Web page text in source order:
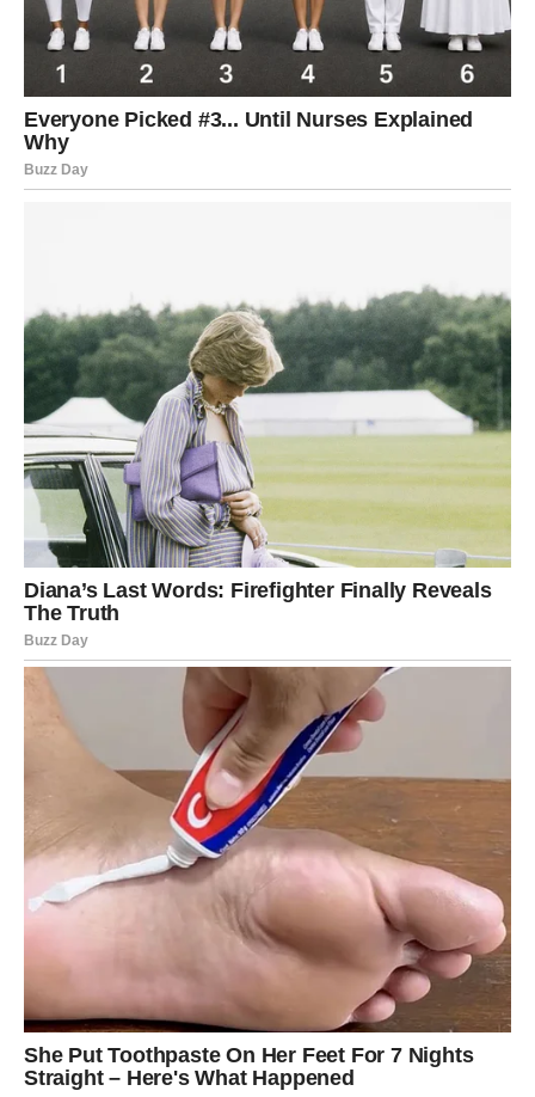
njegov karakterističan ukus i miris. Nakon što se
proces vrenja završi, tečnost se još jednom procedi da
bi se uklonile sve eventualne čestice koje bi mogle
ometati dalji proces fermentacije.
Sledeći korak podrazumeva mešanje proceđenog soka sa
istom količinom vode – po litru svake tečnosti. Ova
pri umerenoj temperaturi, kako bi fermentacija mogla
nesmetano da se nastavi. Period zrenja može trajati
nekoliko nedelja do nekoliko meseci, zavisno od
temperature i količine šećera u jabukama.
PREUZMITE BESPLATNO!
⋆ KNJIGA SA RECEPTIMA ⋆
Upiši svoj email i preuzmi BESPLATNU
knjigu s receptima! Uživaj u jednostavnim
najdraže.
Jednim klikom preuzmi knjigu s najboljim
receptima!